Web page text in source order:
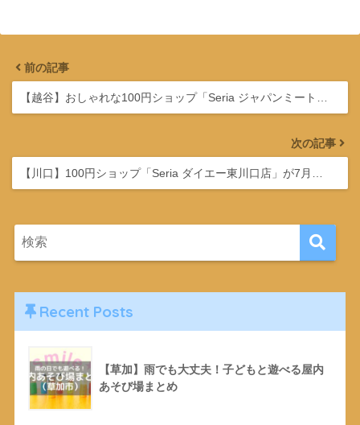
前の記事
【越谷】おしゃれな100円ショップ「Seria ジャパンミート…
次の記事
【川口】100円ショップ「Seria ダイエー東川口店」が7月…
Recent Posts
【草加】雨でも大丈夫！子どもと遊べる屋内
あそび場まとめ